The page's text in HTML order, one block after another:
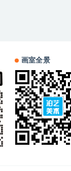
画室全景